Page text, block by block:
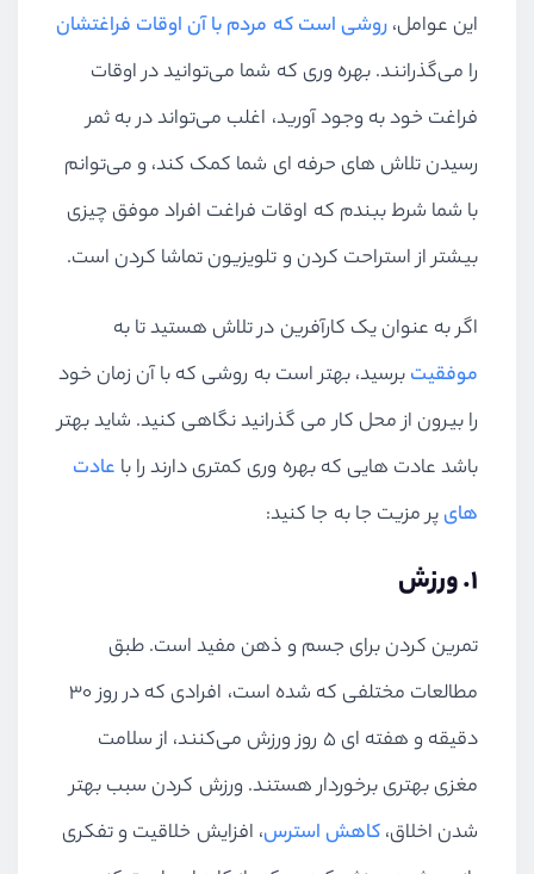
این عوامل،روشی است که مردم با آن اوقات فراغتشان
را می‌گذرانند. بهره وری که شما می‌توانید در اوقات
فراغت خود به وجود آورید، اغلب می‌تواند در به ثمر
رسیدن تلاش های حرفه ای شما کمک کند، و می‌توانم
با شما شرط ببندم که اوقات فراغت افراد موفق چیزی
بیشتر از استراحت کردن و تلویزیون تماشا کردن است.
اگر به عنوان یک کارآفرین در تلاش هستید تا به
موفقیتبرسید، بهتر است به روشی که با آن زمان خود
را بیرون از محل کار می گذرانید نگاهی کنید. شاید بهتر
باشد عادت هایی که بهره وری کمتری دارند را با عادت
هایپر مزیت جا به جا کنید:
۱. ورزش
تمرین کردن برای جسم و ذهن مفید است. طبق
مطالعات مختلفی که شده است، افرادی که در روز ۳۰
دقیقه و هفته ای ۵ روز ورزش می‌کنند، از سلامت
مغزی بهتری برخوردار هستند. ورزش کردن سبب بهتر
شدن اخلاق،کاهش استرس، افزایش خلاقیت و تفکری